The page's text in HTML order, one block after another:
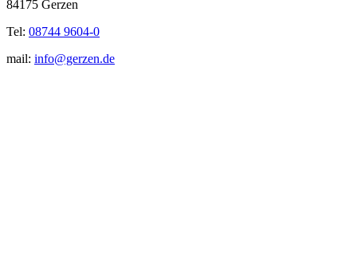
84175 Gerzen
Tel: 08744 9604-0
mail: info@gerzen.de